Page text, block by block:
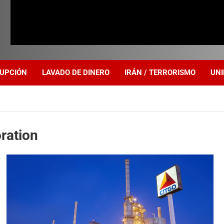
LAVADO DE DINERO IRÁN / TERRORISMO